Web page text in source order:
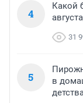
4
Какой
31
5
в